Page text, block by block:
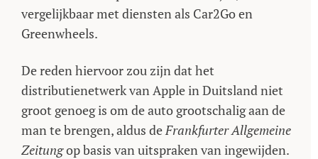
vergelijkbaar met diensten als Car2Go en
Greenwheels.
De reden hiervoor zou zijn dat het
distributienetwerk van Apple in Duitsland niet
groot genoeg is om de auto grootschalig aan de
man te brengen, aldus deFrankfurter Allgemeine
Zeitungop basis van uitspraken van ingewijden.